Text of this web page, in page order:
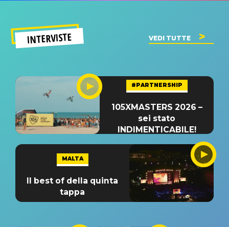
INTERVISTE VEDI TUTTE
#PARTNERSHIP
105XMASTERS 2026 –
sei stato
INDIMENTICABILE!
MALTA
Il best of della quinta
tappa